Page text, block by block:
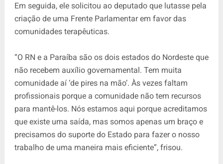
Em seguida, ele solicitou ao deputado que lutasse pela
criação de uma Frente Parlamentar em favor das
comunidades terapêuticas.
“O RN e a Paraíba são os dois estados do Nordeste que
não recebem auxílio governamental. Tem muita
comunidade aí ‘de pires na mão’. Às vezes faltam
profissionais porque a comunidade não tem recursos
para mantê-los. Nós estamos aqui porque acreditamos
que existe uma saída, mas somos apenas um braço e
precisamos do suporte do Estado para fazer o nosso
trabalho de uma maneira mais eficiente”, frisou.